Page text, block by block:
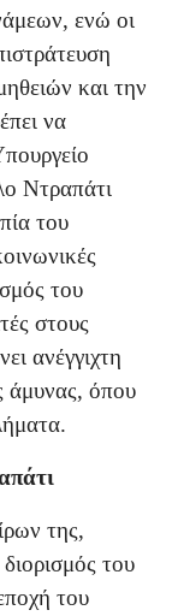
ενώ οι
και την
να
Ντραπάτι
του
του
στους
ανέγγιχτη
άμυνας, όπου
της,
του
του